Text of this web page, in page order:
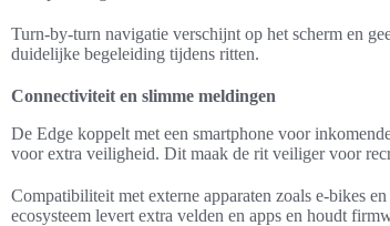
Turn-by-turn navigatie verschijnt op het scherm en
duidelijke begeleiding tijdens ritten.
Connectiviteit en slimme meldingen
De Edge koppelt met een smartphone voor
voor extra veiligheid. Dit maak de rit veiliger voor
Compatibiliteit met externe apparaten zoals e-bikes
ecosysteem levert extra velden en apps en houdt